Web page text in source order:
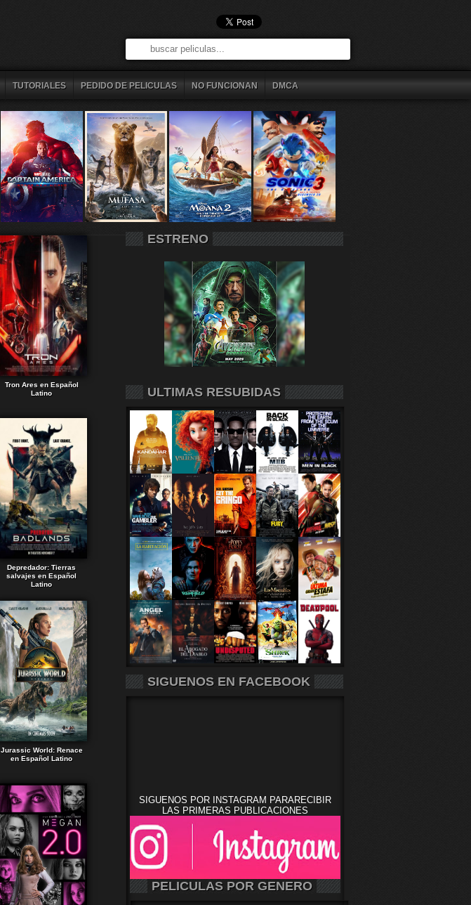
TUTORIALES PEDIDO DE PELICULAS NO FUNCIONAN DMCA
Tron Ares en Español
Latino
Depredador: Tierras
salvajes en Español
Latino
Jurassic World: Renace
en Español Latino
ESTRENO
ULTIMAS RESUBIDAS
SIGUENOS EN FACEBOOK
SIGUENOS POR INSTAGRAM PARARECIBIR
LAS PRIMERAS PUBLICACIONES
PELICULAS POR GENERO